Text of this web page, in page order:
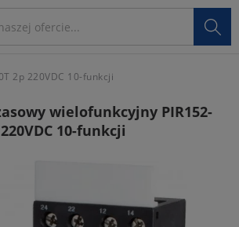

2p 220VDC 10-funkcji
wielofunkcyjny PIR152-
10-funkcji